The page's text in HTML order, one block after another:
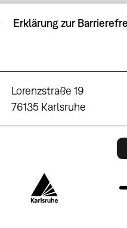
Erklärung zur
Lorenzstraße 19
76135 Karlsruhe